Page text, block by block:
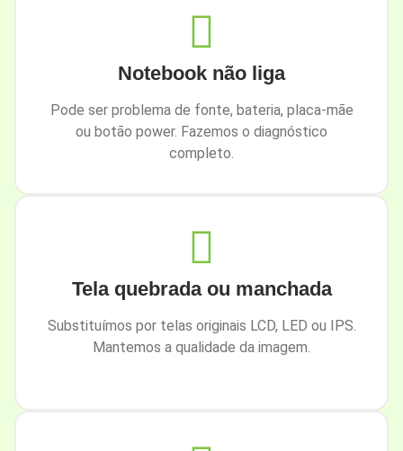
Notebook não liga
Pode ser problema de fonte, bateria, placa-mãe
ou botão power. Fazemos o diagnóstico
completo.
Tela quebrada ou manchada
Substituímos por telas originais LCD, LED ou IPS.
Mantemos a qualidade da imagem.